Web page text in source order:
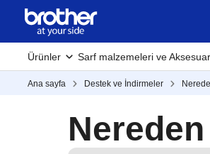
Ürünler Sarf malzemeleri ve
Ana sayfa Destek ve İndirmeler
Nereden